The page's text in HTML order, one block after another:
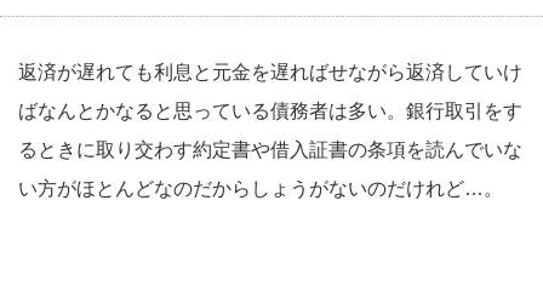
返済が遅れても利息と元金を遅ればせながら返済していけ
ばなんとかなると思っている債務者は多い。銀行取引をす
るときに取り交わす約定書や借入証書の条項を読んでいな
い方がほとんどなのだからしょうがないのだけれど…。